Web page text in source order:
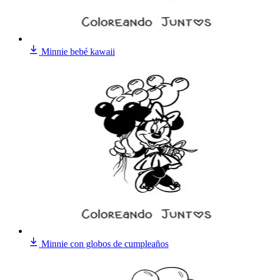
Minnie bebé kawaii
Minnie con globos de cumpleaños